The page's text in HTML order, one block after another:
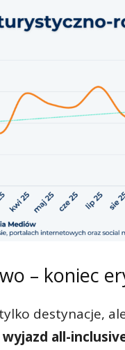
– koniec
destynacje,
wyjazd all-